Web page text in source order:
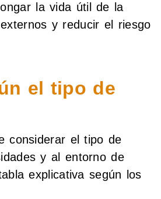
la vida útil de la
y reducir el riesgo
el tipo de
considerar el tipo de
y al entorno de
explicativa según los